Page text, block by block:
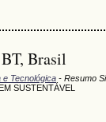
Brasil
e Tecnológica - Resumo
SUSTENTÁVEL